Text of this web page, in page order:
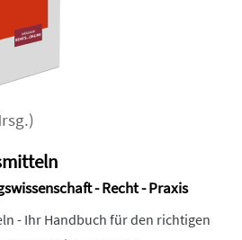
- Recht - Praxis
- Ihr Handbuch für den richtigen